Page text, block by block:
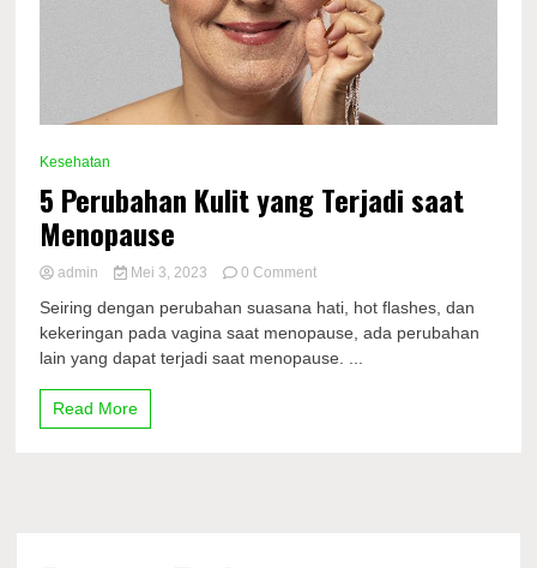
Kesehatan
5 Perubahan Kulit yang Terjadi saat
Menopause
admin Mei 3, 2023 0 Commenton
Perubahan
Kulit
yang
Seiring dengan perubahan suasana hati, hot flashes, dan
kekeringan pada vagina saat menopause, ada perubahan
lain yang dapat terjadi saat menopause. ...
Read More